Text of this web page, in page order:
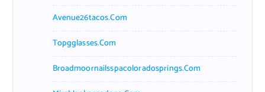
Avenue26tacos.com
Topgglasses.com
Broadmoornailsspacoloradosprings.com